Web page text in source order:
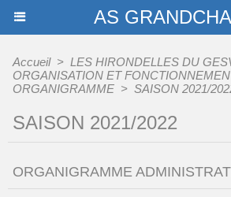
AS
Accueil > LES HIRONDELLES DU
ORGANISATION ET
ORGANIGRAMME > SAISON 2021/
SAISON 2021/2022
ORGANIGRAMME